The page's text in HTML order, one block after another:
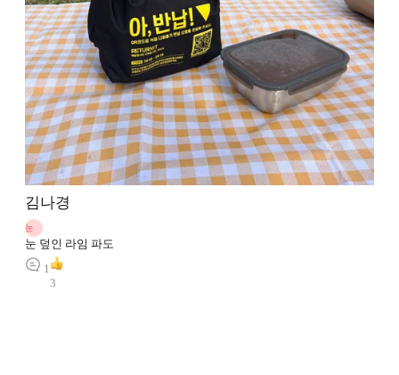
김나경
눈
눈 덮인 라임 파도
1
3